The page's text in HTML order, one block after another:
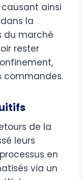
ainsi
la
du marché
rester
commandes.
de la
leurs
en
via un